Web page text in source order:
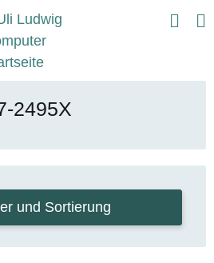
2495X
und Sortierung